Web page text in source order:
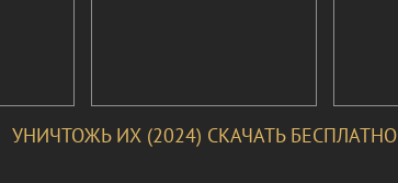
УНИЧТОЖЬ ИХ (2024) СКАЧАТЬ БЕСПЛАТНО